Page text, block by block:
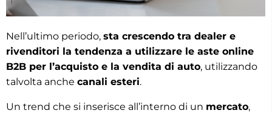
Nell’ultimo periodo, sta crescendo tra dealer e
rivenditori la tendenza a utilizzare le aste online
B2B per l’acquisto e la vendita di auto, utilizzando
talvolta anche canali esteri.
Un trend che si inserisce all’interno di un mercato,